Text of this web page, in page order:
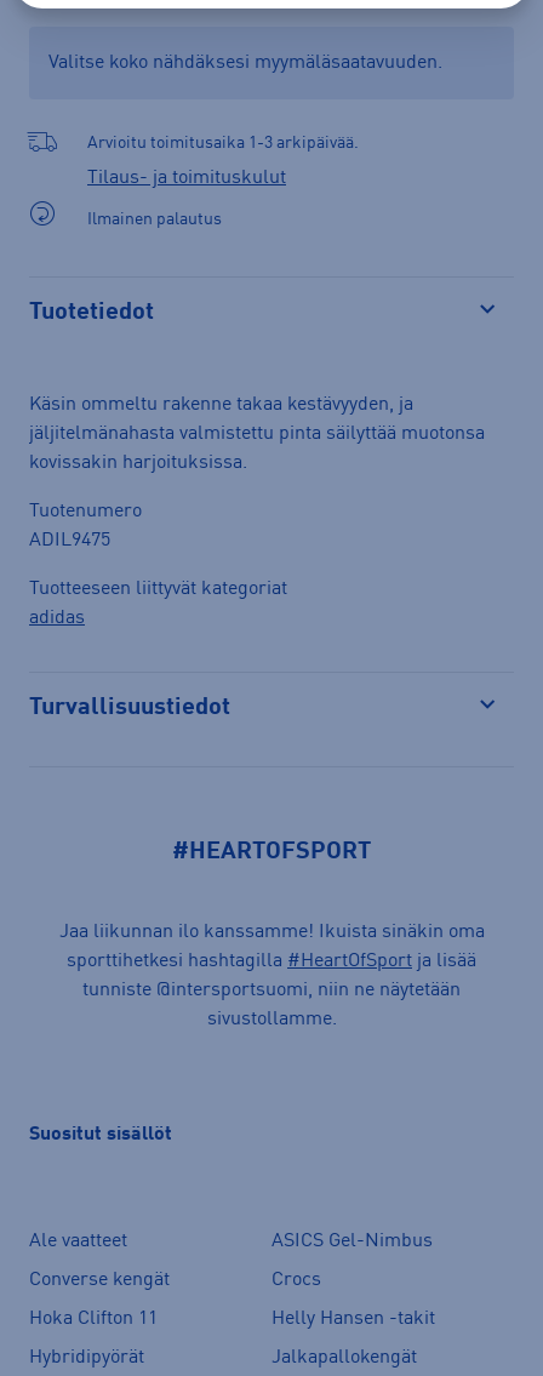
Valitse koko nähdäksesi myymäläsaatavuuden.
Arvioitu toimitusaika 1-3 arkipäivää.
Tilaus- ja toimituskulut
Ilmainen palautus
Tuotetiedot
Käsin ommeltu rakenne takaa kestävyyden, ja
jäljitelmänahasta valmistettu pinta säilyttää muotonsa
kovissakin harjoituksissa.
Tuotenumero
ADIL9475
Tuotteeseen liittyvät kategoriat
adidas
Turvallisuustiedot
#HEARTOFSPORT
Jaa liikunnan ilo kanssamme! Ikuista sinäkin oma
sporttihetkesi hashtagilla #HeartOfSport ja lisää
tunniste @intersportsuomi, niin ne näytetään
sivustollamme.
Suositut sisällöt
Ale vaatteet
ASICS Gel-Nimbus
Converse kengät
Crocs
Hoka Clifton 11
Helly Hansen -takit
Hybridipyörät
Jalkapallokengät